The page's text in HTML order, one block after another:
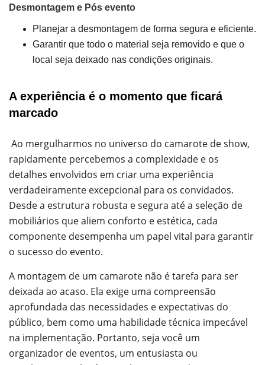
Desmontagem e Pós evento
Planejar a desmontagem de forma segura e eficiente.
Garantir que todo o material seja removido e que o
local seja deixado nas condições originais.
A experiência é o momento que ficará
marcado
Ao mergulharmos no universo do camarote de show,
rapidamente percebemos a complexidade e os
detalhes envolvidos em criar uma experiência
verdadeiramente excepcional para os convidados.
Desde a estrutura robusta e segura até a seleção de
mobiliários que aliem conforto e estética, cada
componente desempenha um papel vital para garantir
o sucesso do evento.
A montagem de um camarote não é tarefa para ser
deixada ao acaso. Ela exige uma compreensão
aprofundada das necessidades e expectativas do
público, bem como uma habilidade técnica impecável
na implementação. Portanto, seja você um
organizador de eventos, um entusiasta ou